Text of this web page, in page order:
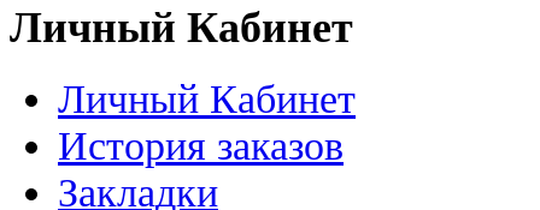
Личный Кабинет
Личный Кабинет
История заказов
Закладки